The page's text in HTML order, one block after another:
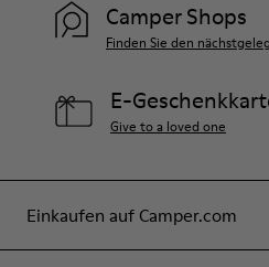
Einkaufen auf Camper.com
Camper Shops
Finden Sie den
E-
Give to a loved one